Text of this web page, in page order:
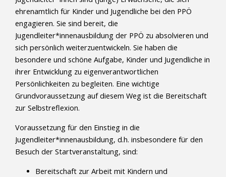
ehrenamtlich für Kinder und Jugendliche bei den PPÖ
engagieren. Sie sind bereit, die
Jugendleiter*innenausbildung der PPÖ zu absolvieren und
sich persönlich weiterzuentwickeln. Sie haben die
besondere und schöne Aufgabe, Kinder und Jugendliche in
ihrer Entwicklung zu eigenverantwortlichen
Persönlichkeiten zu begleiten. Eine wichtige
Grundvoraussetzung auf diesem Weg ist die Bereitschaft
zur Selbstreflexion.
Voraussetzung für den Einstieg in die
Jugendleiter*innenausbildung, d.h. insbesondere für den
Besuch der Startveranstaltung, sind:
Bereitschaft zur Arbeit mit Kindern und